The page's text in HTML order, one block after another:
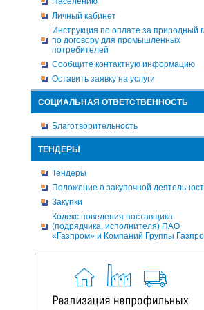
Личный кабинет
Инструкция по оплате за природный
по договору для промышленных
потребителей
Сообщите контактную информацию
Оставить заявку на услуги
СОЦИАЛЬНАЯ ОТВЕТСТВЕННОСТЬ
Благотворительность
ТЕНДЕРЫ
Тендеры
Положение о закупочной
Закупки
Кодекс поведения поставщика
(подрядчика, исполнителя) ПАО
«Газпром» и Компаний Группы